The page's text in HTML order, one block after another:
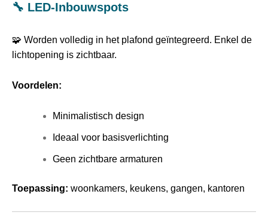
🔧 LED-Inbouwspots
🧩 Worden volledig in het plafond geïntegreerd. Enkel de
lichtopening is zichtbaar.
Voordelen:
Minimalistisch design
Ideaal voor basisverlichting
Geen zichtbare armaturen
Toepassing: woonkamers, keukens, gangen, kantoren